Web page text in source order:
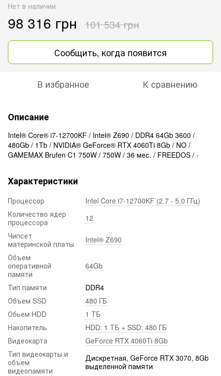
Нет в наличии
98 316 грн 101 534 грн
Сообщить, когда появится
В избранное К сравнению
Описание
Intel® Core® i7-12700KF / Intel® Z690 / DDR4 64Gb 3600 /
480Gb / 1Tb / NVIDIA® GeForce® RTX 4060Ti 8Gb / NO /
GAMEMAX Brufen C1 750W / 750W / 36 мес. / FREEDOS / -
Характеристики
Процессор
Intel Core i7-12700KF (2.7 - 5.0 ГГц)
Количество ядер
процессора
12
Чипсет
материнской платы
Intel® Z690
Объем
оперативной
памяти
64Gb
Тип памяти
DDR4
Объем SSD
480 ГБ
Обьем HDD
1 ТБ
Накопитель
HDD: 1 ТБ + SSD: 480 ГБ
Видеокарта
GeForce RTX 4060Ti 8Gb
Тип видеокарты и
объем
видеопамяти
Дискретная, GeForce RTX 3070, 8Gb
выделенной памяти